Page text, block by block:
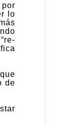
por
lo
de